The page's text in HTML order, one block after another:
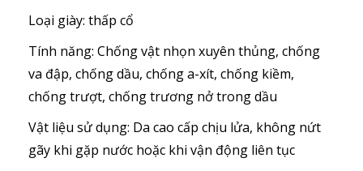
Loại giày: thấp cổ
Tính năng: Chống vật nhọn xuyên thủng, chống
va đập, chống dầu, chống a-xít, chống kiềm,
chống trượt, chống trương nở trong dầu
Vật liệu sử dụng: Da cao cấp chịu lửa, không nứt
gãy khi gặp nước hoặc khi vận động liên tục